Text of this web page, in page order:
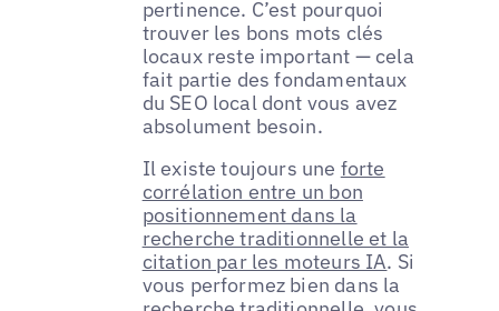
pertinence. C’est pourquoi
trouver les bons mots clés
locaux reste important — cela
fait partie des fondamentaux
du SEO local dont vous avez
absolument besoin.
Il existe toujours une forte
corrélation entre un bon
positionnement dans la
recherche traditionnelle et la
citation par les moteurs IA. Si
vous performez bien dans la